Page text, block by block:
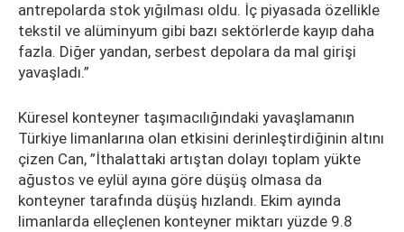
antrepolarda stok yığılması oldu. İç piyasada özellikle
tekstil ve alüminyum gibi bazı sektörlerde kayıp daha
fazla. Diğer yandan, serbest depolara da mal girişi
yavaşladı.”
Küresel konteyner taşımacılığındaki yavaşlamanın
Türkiye limanlarına olan etkisini derinleştirdiğinin altını
çizen Can, ”İthalattaki artıştan dolayı toplam yükte
ağustos ve eylül ayına göre düşüş olmasa da
konteyner tarafında düşüş hızlandı. Ekim ayında
limanlarda elleçlenen konteyner miktarı yüzde 9.8